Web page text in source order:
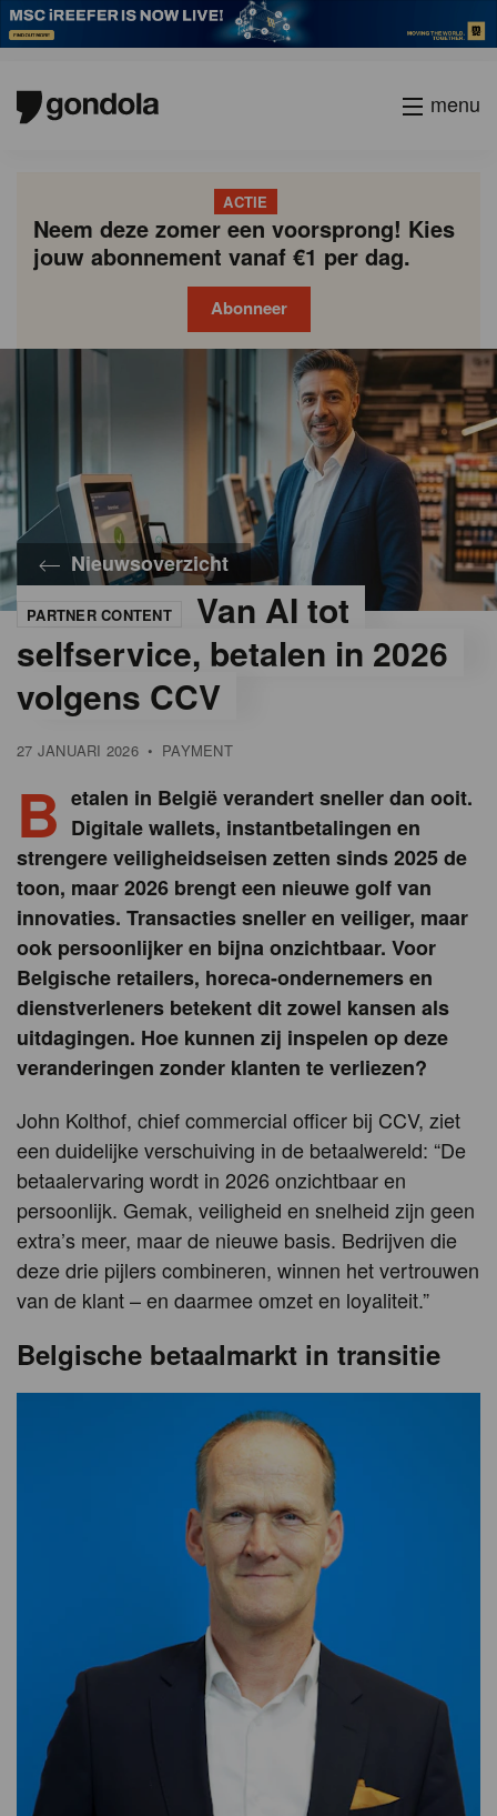
menu
ACTIE
Neem deze zomer een voorsprong! Kies
jouw abonnement vanaf €1 per dag.
Abonneer
Nieuwsoverzicht
PARTNER CONTENT
Van AI tot
selfservice, betalen in 2026
volgens CCV
27 JANUARI 2026 • PAYMENT
B etalen in België verandert sneller dan ooit.
Digitale wallets, instantbetalingen en
strengere veiligheidseisen zetten sinds 2025 de
toon, maar 2026 brengt een nieuwe golf van
innovaties. Transacties sneller en veiliger, maar
ook persoonlijker en bijna onzichtbaar. Voor
Belgische retailers, horeca-ondernemers en
dienstverleners betekent dit zowel kansen als
uitdagingen. Hoe kunnen zij inspelen op deze
veranderingen zonder klanten te verliezen?
John Kolthof, chief commercial officer bij CCV, ziet
een duidelijke verschuiving in de betaalwereld: “De
betaalervaring wordt in 2026 onzichtbaar en
persoonlijk. Gemak, veiligheid en snelheid zijn geen
extra’s meer, maar de nieuwe basis. Bedrijven die
deze drie pijlers combineren, winnen het vertrouwen
van de klant – en daarmee omzet en loyaliteit.”
Belgische betaalmarkt in transitie